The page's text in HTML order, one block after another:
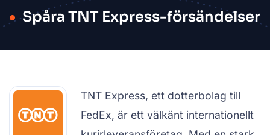
Spåra TNT Express-försändelser
TNT Express, ett dotterbolag till
FedEx, är ett välkänt internationellt